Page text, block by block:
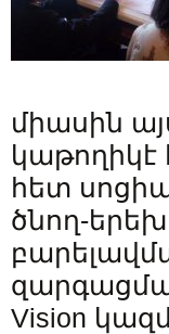
միասին
կաթողիկէ
հետ
ծնող-
Vision